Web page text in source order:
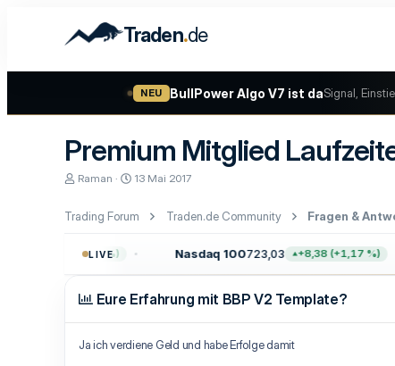
Traden.de
NEU BullPower Algo V7 ist daSignal,
Premium Mitglied
E
t
e
r
Raman
E
t
t
a
m
13 Mai 2017
Trading Forum Traden.de Community Fragen &
LIVE
(+0,62 %) Nasdaq 100723,03 +8,38 (+1,17 %)
Eure Erfahrung mit BBP V2 Template?
Ja ich verdiene Geld und habe Erfolge damit